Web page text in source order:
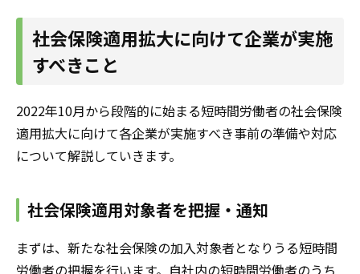
社会保険適用拡大に向けて企業が実施
すべきこと
2022年10月から段階的に始まる短時間労働者の社会保険
適用拡大に向けて各企業が実施すべき事前の準備や対応
について解説していきます。
社会保険適用対象者を把握・通知
まずは、新たな社会保険の加入対象者となりうる短時間
労働者の把握を行います。自社内の短時間労働者のうち